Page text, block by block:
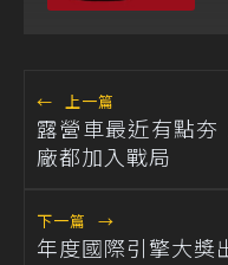
← 上一篇
露營車最近有點
廠都加入戰局
下一篇 →
年度國際引擎大獎